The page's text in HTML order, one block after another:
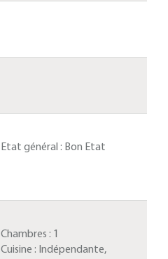
Etat général : Bon Etat
Chambres : 1
Cuisine : Indépendante,